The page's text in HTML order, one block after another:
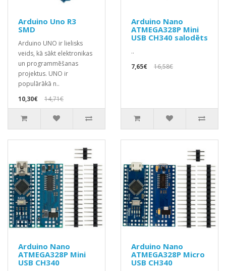
Arduino Uno R3
SMD
Arduino UNO ir lielisks
veids, kā sākt elektronikas
un programmēšanas
projektus. UNO ir
populārākā n..
10,30€
14,71€
Arduino Nano
ATMEGA328P Mini
USB CH340 salodēts
..
7,65€
16,58€
Arduino Nano
ATMEGA328P Mini
USB CH340
Arduino Nano
ATMEGA328P Micro
USB CH340